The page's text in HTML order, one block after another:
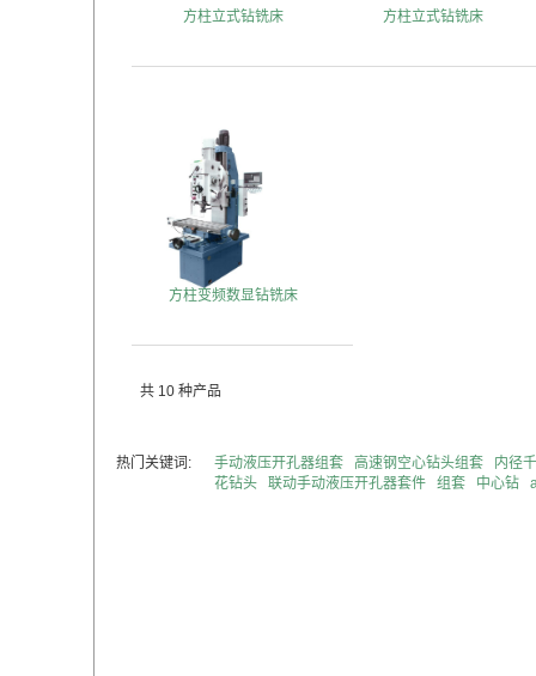
方柱立式钻铣床 方柱立式钻铣床
方柱变频数显钻铣床
共 10 种产品
热门关键词: 手动液压开孔器组套 高速钢空心钻头组套
内径
花钻头
联动手动液压开孔器套件 组套 中心钻